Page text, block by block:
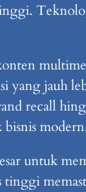
yang jauh
recall
untuk